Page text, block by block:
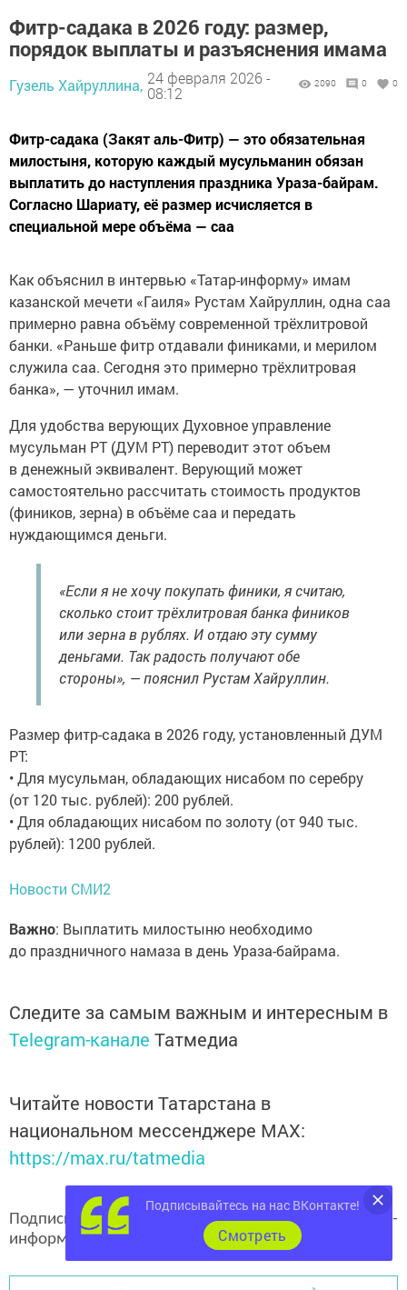
Фитр-садака в 2026 году: размер,
порядок выплаты и разъяснения имама
Гузель Хайруллина, 24 февраля 2026 -
08:12
2090 0 0
Фитр-садака (Закят аль-Фитр) — это обязательная
милостыня, которую каждый мусульманин обязан
выплатить до наступления праздника Ураза-байрам.
Согласно Шариату, её размер исчисляется в
специальной мере объёма — саа
Как объяснил в интервью «Татар-информу» имам
казанской мечети «Гаиля» Рустам Хайруллин, одна саа
примерно равна объёму современной трёхлитровой
банки. «Раньше фитр отдавали финиками, и мерилом
служила саа. Сегодня это примерно трёхлитровая
банка», — уточнил имам.
Для удобства верующих Духовное управление
мусульман РТ (ДУМ РТ) переводит этот объем
в денежный эквивалент. Верующий может
самостоятельно рассчитать стоимость продуктов
(фиников, зерна) в объёме саа и передать
нуждающимся деньги.
«Если я не хочу покупать финики, я считаю,
сколько стоит трёхлитровая банка фиников
или зерна в рублях. И отдаю эту сумму
деньгами. Так радость получают обе
стороны», — пояснил Рустам Хайруллин.
Размер фитр-садака в 2026 году, установленный ДУМ
РТ:
• Для мусульман, обладающих нисабом по серебру
(от 120 тыс. рублей): 200 рублей.
• Для обладающих нисабом по золоту (от 940 тыс.
рублей): 1200 рублей.
Новости СМИ2
Важно: Выплатить милостыню необходимо
до праздничного намаза в день Ураза-байрама.
Следите за самым важным и интересным в
Telegram-канале Татмедиа
Читайте новости Татарстана в
национальном мессенджере MАХ:
https://max.ru/tatmedia
Подписывайтесь на нашканалMAX«Чистополь-
информ»
Подписывайтесь на нас ВКонтакте!
Cмотреть